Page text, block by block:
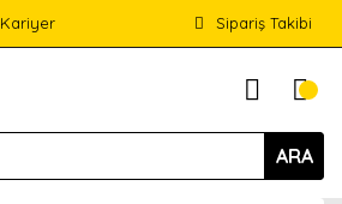
Kariyer Sipariş Takibi
ARA